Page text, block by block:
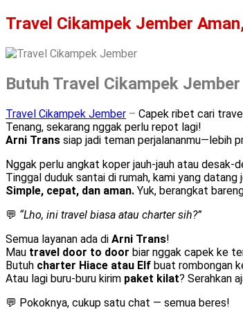
Travel Cikampek Jember
Butuh Travel Cikampek
Travel Cikampek Jember – Capek ribet cari
Tenang, sekarang nggak perlu repot lagi!
Arni Trans siap jadi teman perjalananmu—lebih
Nggak perlu angkat koper jauh-jauh atau desak-
Tinggal duduk santai di rumah, kami yang
Simple, cepat, dan aman. Yuk, berangkat
💬 “Lho, ini travel biasa atau charter sih?”
Semua layanan ada di Arni Trans!
Mau travel door to door biar nggak capek ke
Butuh charter Hiace atau Elf buat rombongan
Atau lagi buru-buru kirim paket kilat? Serahkan
💬 Pokoknya, cukup satu chat — semua beres!